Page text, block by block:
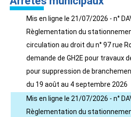
Mis en ligne le 21/07/2026 - n°
Règlementation du
circulation au droit du n° 97 rue
demande de GH2E pour travaux
pour suppression de
du 19 août au 4 septembre 2026
Mis en ligne le 21/07/2026 - n°
Règlementation du